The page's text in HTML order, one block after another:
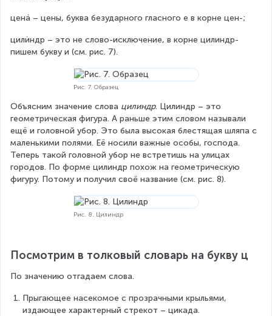
ценá – цены, буква безударного гласного е в корне цен-;
цилѝндр – это не слово-исключение, в корне цилиндр-
пишем букву и (см. рис. 7).
Рис. 7. Образец
Объясним значение слова цилиндр. Цилиндр – это
геометрическая фигура. А раньше этим словом называли
ещё и головной убор. Это была высокая блестящая шляпа с
маленькими полями. Её носили важные особы, господа.
Теперь такой головной убор не встретишь на улицах
городов. По форме цилиндр похож на геометрическую
фигуру. Потому и получил своё название (см. рис. 8).
Рис. 8. Цилиндр
Посмотрим в толковый словарь на букву ц
По значению отгадаем слова.
Прыгающее насекомое с прозрачными крыльями,
издающее характерный стрекот – цикада.